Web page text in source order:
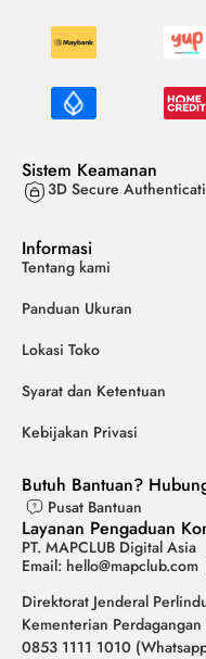
Sistem Keamanan
3D Secure
Informasi
Tentang kami
Panduan Ukuran
Lokasi Toko
Syarat dan Ketentuan
Kebijakan Privasi
Butuh Bantuan?
Pusat Bantuan
Layanan Pengaduan
PT. MAPCLUB Digital Asia
Email: hello@mapclub.com
Direktorat Jenderal
Kementerian
0853 1111 1010